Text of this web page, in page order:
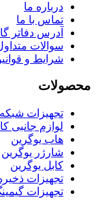
درباره ما
تماس با ما
آدرس دفاتر
سوالات
شرایط و
محصولات
تجهیزات
لوازم جانبی
هاب یوگرین
شارژر یوگرین
کابل یوگرین
تجهیزات
تجهیزات